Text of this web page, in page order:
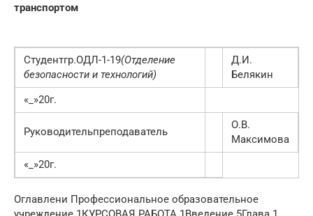
транспортом
Студентгр.ОДЛ-1-19(Отделение
безопасности и технологий)
Д.И.
Белякин
«_»20г.
Руководительпреподаватель
О.В.
Максимова
«_»20г.
Оглавлени Профессиональное образовательное